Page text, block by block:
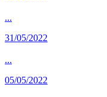
...
31/05/2022
...
05/05/2022